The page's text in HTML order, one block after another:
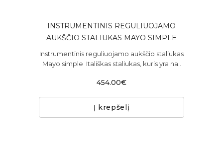
INSTRUMENTINIS REGULIUOJAMO
AUKŠČIO STALIUKAS MAYO SIMPLE
Instrumentinis reguliuojamo aukščio staliukas
Mayo simple Itališkas staliukas, kuris yra na..
454.00€
Į krepšelį